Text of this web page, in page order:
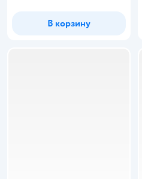
В корзину